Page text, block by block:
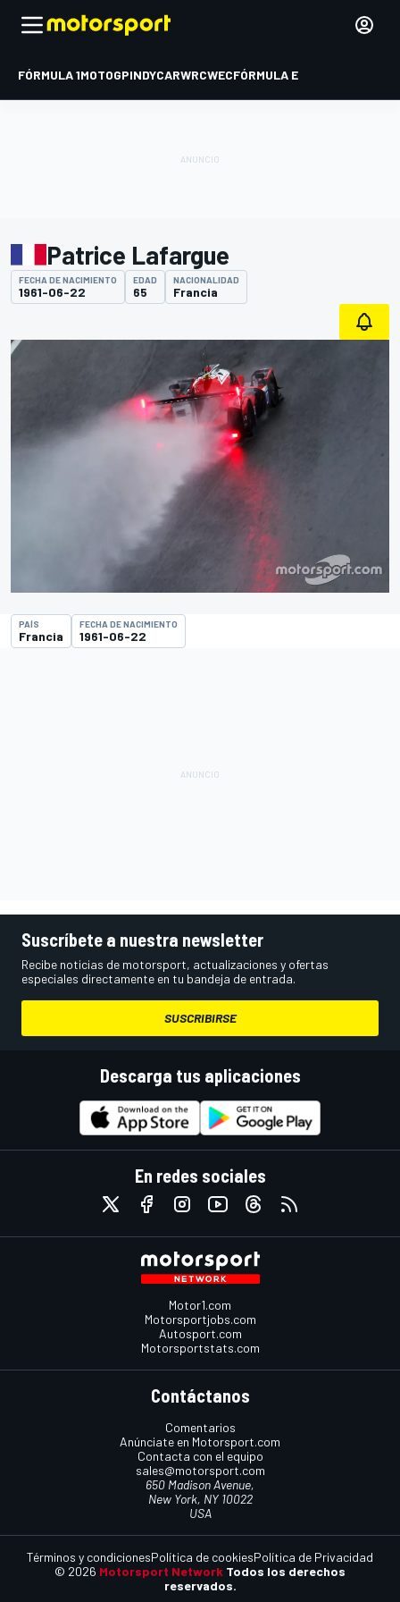
FÓRMULA 1MOTOGPINDYCARWRCWECFÓRMULA E
Patrice Lafargue
FECHA DE NACIMIENTO
1961-06-22
EDAD
65
NACIONALIDAD
Francia
PAÍS
Francia
FECHA DE NACIMIENTO
1961-06-22
Suscríbete a nuestra newsletter
Recibe noticias de motorsport, actualizaciones y ofertas
especiales directamente en tu bandeja de entrada.
SUSCRIBIRSE
Descarga tus aplicaciones
En redes sociales
Motor1.com
Motorsportjobs.com
Autosport.com
Motorsportstats.com
Contáctanos
Comentarios
Anúnciate en Motorsport.com
Contacta con el equipo
sales@motorsport.com
650 Madison Avenue,
New York, NY 10022
USA
© 2026 Motorsport Network Todos los derechos
reservados.
Términos y condicionesPolítica de cookiesPolítica de Privacidad